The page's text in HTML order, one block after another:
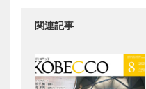
関連記事